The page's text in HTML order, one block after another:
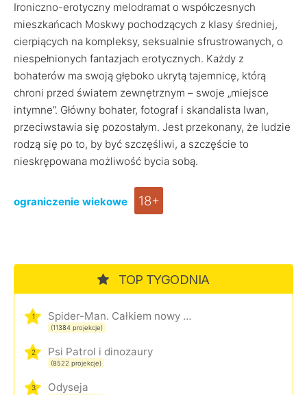
Ironiczno-erotyczny melodramat o współczesnych
mieszkańcach Moskwy pochodzących z klasy średniej,
cierpiących na kompleksy, seksualnie sfrustrowanych, o
niespełnionych fantazjach erotycznych. Każdy z
bohaterów ma swoją głęboko ukrytą tajemnicę, którą
chroni przed światem zewnętrznym – swoje „miejsce
intymne”. Główny bohater, fotograf i skandalista Iwan,
przeciwstawia się pozostałym. Jest przekonany, że ludzie
rodzą się po to, by być szczęśliwi, a szczęście to
nieskrępowana możliwość bycia sobą.
ograniczenie wiekowe 18+
TOP TYGODNIA
1 Spider-Man. Całkiem nowy dzień
(11384 projekcje)
2 Psi Patrol i dinozaury
(8522 projekcje)
3 Odyseja